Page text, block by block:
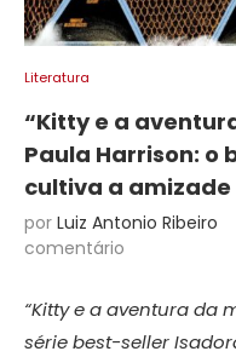
Literatura
“Kitty e a
Paula Harrison: o
cultiva a amizade
por Luiz Antonio Ribeiro
comentário
“Kitty e a aventura da
série best-seller